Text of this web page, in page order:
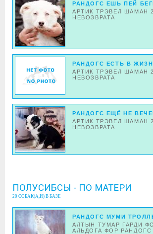
РАНДОГС ЕШЬ ПЕЙ
АРТИК ТРЭВЕЛ ШАМАН 2
НЕВОЗВРАТА
РАНДОГС ЕСТЬ В
АРТИК ТРЭВЕЛ ШАМАН 2
НЕВОЗВРАТА
РАНДОГС ЕЩЁ НЕ
АРТИК ТРЭВЕЛ ШАМАН 2
НЕВОЗВРАТА
ПОЛУСИБСЫ - ПО МАТЕРИ
20 СОБАК(А,И) В БАЗЕ
РАНДОГС МУМИ
АЛТЫН ТУМАР ГАРДИ
АЛЬДОГА ФОР РАНДОГС